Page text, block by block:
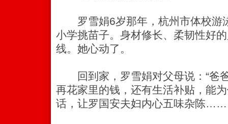
罗雪娟6岁那年，杭州市体校游
小学挑苗子。身材修长、柔韧性好
线。她心动了。
回到家，罗雪娟对父母说：“爸
再花家里的钱，还有生活补贴，能
话，让罗国安夫妇内心五味杂陈……